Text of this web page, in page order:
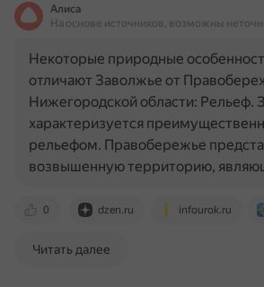
Алиса
На основе источников, возможны
0 dzen.ru infourok.ru
Некоторые природные
отличают Заволжье от
Нижегородской области: Рельеф.
характеризуется
рельефом. Правобережье
возвышенную территорию,
Читать далее